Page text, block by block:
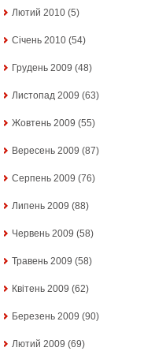
Лютий 2010 (5)
Січень 2010 (54)
Грудень 2009 (48)
Листопад 2009 (63)
Жовтень 2009 (55)
Вересень 2009 (87)
Серпень 2009 (76)
Липень 2009 (88)
Червень 2009 (58)
Травень 2009 (58)
Квітень 2009 (62)
Березень 2009 (90)
Лютий 2009 (69)